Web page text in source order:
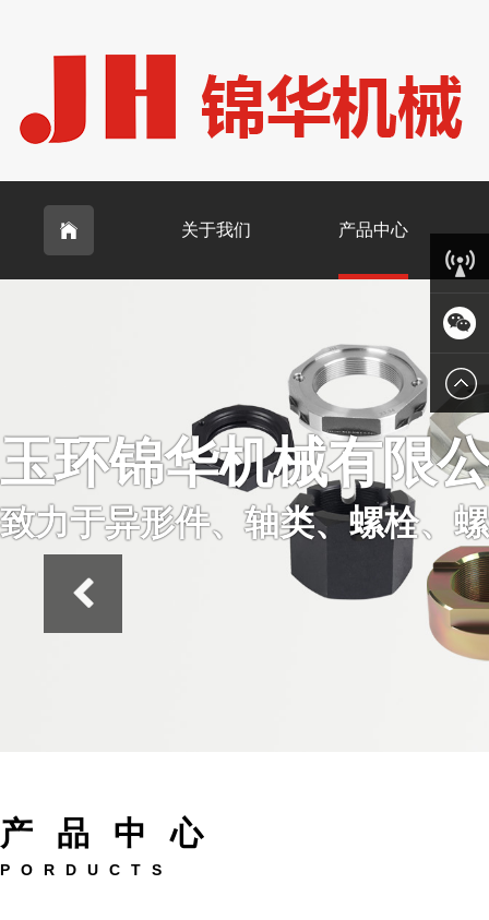
 关于我们 产品中心
玉环锦华机械有限
致力于异形件、轴类、螺栓、
产品中心
PORDUCTS
客服中
微信